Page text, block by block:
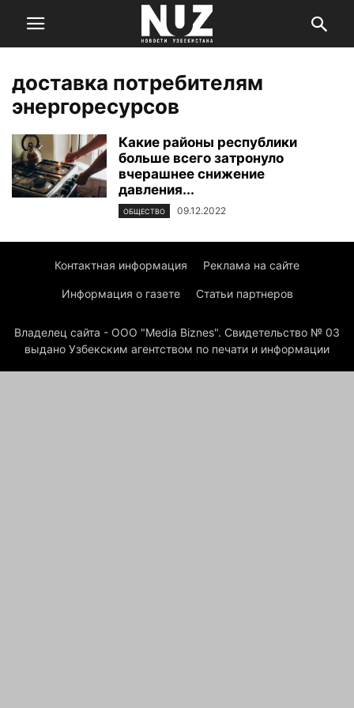
доставка потребителям
энергоресурсов
Какие районы республики
больше всего затронуло
вчерашнее снижение
давления...
ОБЩЕСТВО 09.12.2022
Контактная информация Реклама на сайте
Информация о газете Статьи партнеров
Владелец сайта - ООО "Media Biznes". Свидетельство № 03
выдано Узбекским агентством по печати и информации